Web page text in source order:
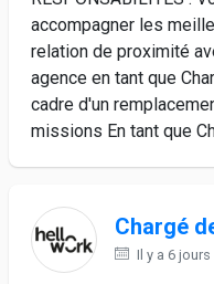
accompagner les
relation de proximité
agence en tant que
cadre d'un
missions En tant que
Chargé
Il y a 6 jours